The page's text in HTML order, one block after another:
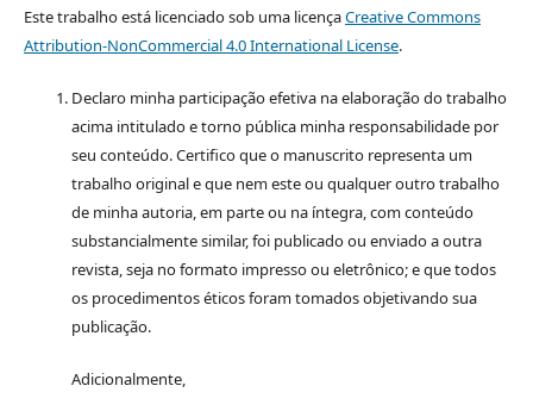
Este trabalho está licenciado sob uma licençaCreative Commons
Attribution-NonCommercial 4.0 International License.
Declaro minha participação efetiva na elaboração do trabalho
acima intitulado e torno pública minha responsabilidade por
seu conteúdo. Certifico que o manuscrito representa um
trabalho original e que nem este ou qualquer outro trabalho
de minha autoria, em parte ou na íntegra, com conteúdo
substancialmente similar, foi publicado ou enviado a outra
revista, seja no formato impresso ou eletrônico; e que todos
os procedimentos éticos foram tomados objetivando sua
publicação.
Adicionalmente,